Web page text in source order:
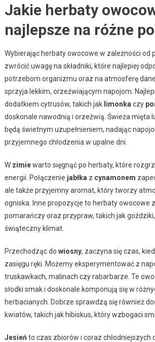
Jakie herbaty
najlepsze na różne
Wybierając herbaty owocowe w zależności od
zwrócić uwagę na składniki, które najlepiej
potrzebom organizmu oraz na atmosferę
sprzyja lekkim, orzeźwiającym napojom.
dodatkiem cytrusów, takich jak limonka czy
doskonale nawodnią i orzeźwią. Świeża mięta
będą świetnym uzupełnieniem, nadając
przyjemnego chłodzenia w upalne dni.
W zimiewarto sięgnąć po herbaty, które
energii. Połączenie jabłka z cynamonem
ale także przyjemny aromat, który tworzy
ogniska. Inne propozycje to herbaty owocowe
pomarańczy oraz przypraw, takich jak
świąteczny klimat.
Przechodząc do wiosny, zaczyna się czas,
zasięgu ręki. Możemy eksperymentować z
truskawkach, malinach czy rabarbarze. Te
słodki smak i doskonale komponują się w
herbacianych. Dobrze sprawdzą się również
kwiatów, takich jak hibiskus, który wzbogaci
Jesień to czas zbiorów i coraz chłodniejszych